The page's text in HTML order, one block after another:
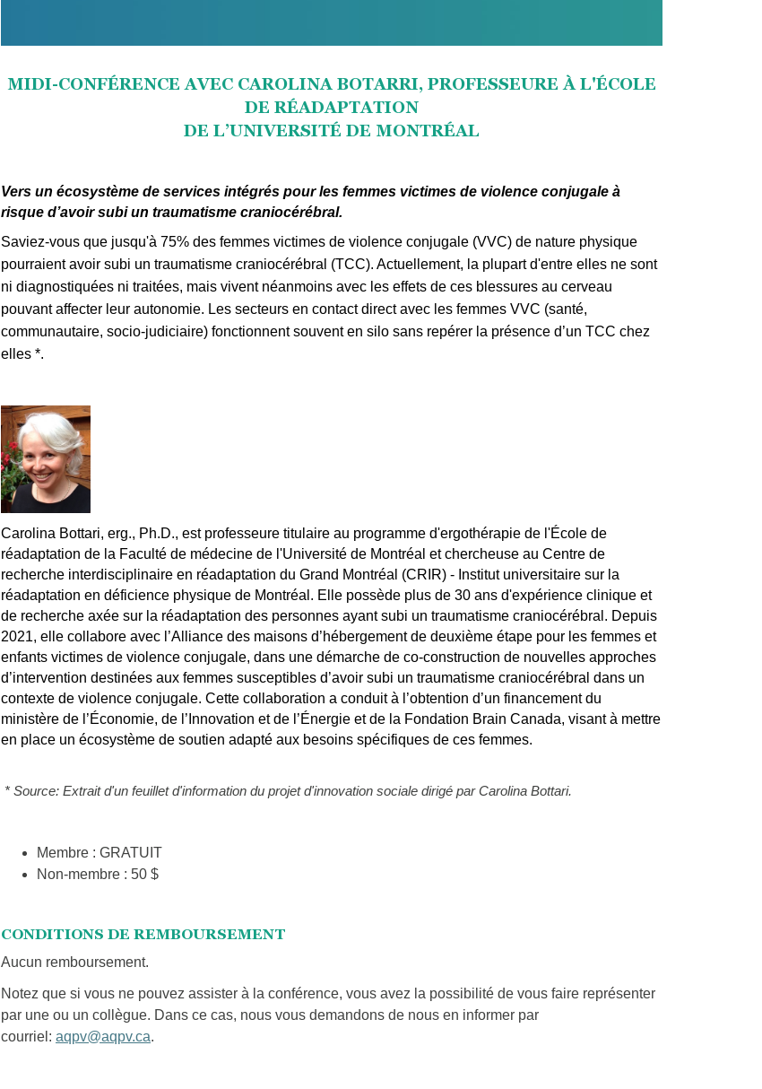
MIDI-CONFÉRENCE AVEC CAROLINA BOTARRI, PROFESSEURE À L'ÉCOLE
DE RÉADAPTATION
DE L’UNIVERSITÉ DE MONTRÉAL
Vers un écosystème de services intégrés pour les femmes victimes de violence conjugale à
risque d’avoir subi un traumatisme craniocérébral.
Saviez-vous que jusqu'à 75% des femmes victimes de violence conjugale (VVC) de nature physique
pourraient avoir subi un traumatisme craniocérébral (TCC). Actuellement, la plupart d'entre elles ne sont
ni diagnostiquées ni traitées, mais vivent néanmoins avec les effets de ces blessures au cerveau
pouvant affecter leur autonomie. Les secteurs en contact direct avec les femmes VVC (santé,
communautaire, socio-judiciaire) fonctionnent souvent en silo sans repérer la présence d’un TCC chez
elles *.
Carolina Bottari, erg., Ph.D., est professeure titulaire au programme d'ergothérapie de l'École de
réadaptation de la Faculté de médecine de l'Université de Montréal et chercheuse au Centre de
recherche interdisciplinaire en réadaptation du Grand Montréal (CRIR) - Institut universitaire sur la
réadaptation en déficience physique de Montréal. Elle possède plus de 30 ans d'expérience clinique et
de recherche axée sur la réadaptation des personnes ayant subi un traumatisme craniocérébral. Depuis
2021, elle collabore avec l’Alliance des maisons d’hébergement de deuxième étape pour les femmes et
enfants victimes de violence conjugale, dans une démarche de co-construction de nouvelles approches
d’intervention destinées aux femmes susceptibles d’avoir subi un traumatisme craniocérébral dans un
contexte de violence conjugale. Cette collaboration a conduit à l’obtention d’un financement du
ministère de l’Économie, de l’Innovation et de l’Énergie et de la Fondation Brain Canada, visant à mettre
en place un écosystème de soutien adapté aux besoins spécifiques de ces femmes.
* Source: Extrait d'un feuillet d'information du projet d'innovation sociale dirigé par Carolina Bottari.
Membre : GRATUIT
Non-membre : 50 $
CONDITIONS DE REMBOURSEMENT
Aucun remboursement.
Notez que si vous ne pouvez assister à la conférence, vous avez la possibilité de vous faire représenter
par une ou un collègue. Dans ce cas, nous vous demandons de nous en informer par
courriel: aqpv@aqpv.ca.